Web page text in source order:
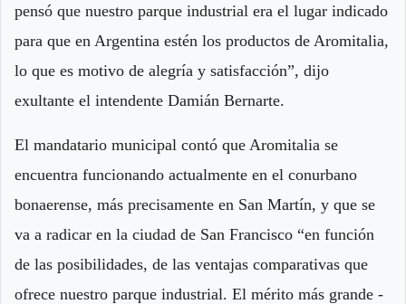
pensó que nuestro parque industrial era el lugar indicado
para que en Argentina estén los productos de Aromitalia,
lo que es motivo de alegría y satisfacción”, dijo
exultante el intendente Damián Bernarte.
El mandatario municipal contó que Aromitalia se
encuentra funcionando actualmente en el conurbano
bonaerense, más precisamente en San Martín, y que se
va a radicar en la ciudad de San Francisco “en función
de las posibilidades, de las ventajas comparativas que
ofrece nuestro parque industrial. El mérito más grande -